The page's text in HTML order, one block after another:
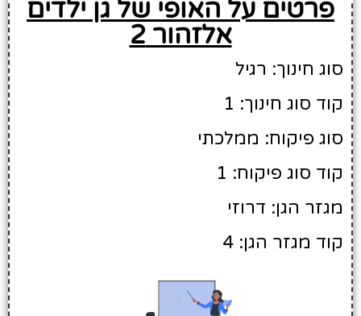
פרטים על האופי של גן ילדים
אלזהור 2
סוג חינוך: רגיל
קוד סוג חינוך: 1
סוג פיקוח: ממלכתי
קוד סוג פיקוח: 1
מגזר הגן: דרוזי
קוד מגזר הגן: 4